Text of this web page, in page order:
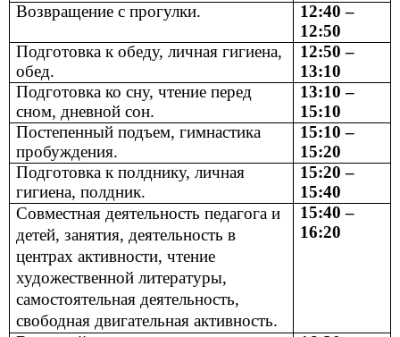
Возвращение с прогулки.
12:40 –
12:50
Подготовка к обеду, личная гигиена,
обед.
12:50 –
13:10
Подготовка ко сну, чтение перед
сном, дневной сон.
13:10 –
15:10
Постепенный подъем, гимнастика
пробуждения.
15:10 –
15:20
Подготовка к полднику, личная
гигиена, полдник.
15:20 –
15:40
Совместная деятельность педагога и
детей, занятия, деятельность в
центрах активности, чтение
художественной литературы,
самостоятельная деятельность,
свободная двигательная активность.
15:40 –
16:20